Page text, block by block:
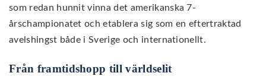
som redan hunnit vinna det amerikanska 7-
årschampionatet och etablera sig som en eftertraktad
avelshingst både i Sverige och internationellt.
Från framtidshopp till världselit